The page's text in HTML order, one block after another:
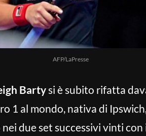
AFP/LaPresse
Bartysi è subito rifatta
1 al mondo, nativa di
due set successivi vinti